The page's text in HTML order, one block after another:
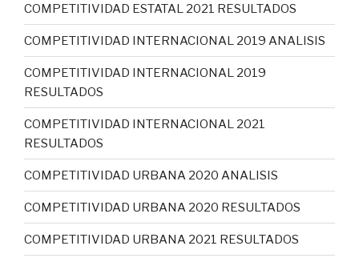
COMPETITIVIDAD ESTATAL 2021 RESULTADOS
COMPETITIVIDAD INTERNACIONAL 2019 ANALISIS
COMPETITIVIDAD INTERNACIONAL 2019
RESULTADOS
COMPETITIVIDAD INTERNACIONAL 2021
RESULTADOS
COMPETITIVIDAD URBANA 2020 ANALISIS
COMPETITIVIDAD URBANA 2020 RESULTADOS
COMPETITIVIDAD URBANA 2021 RESULTADOS